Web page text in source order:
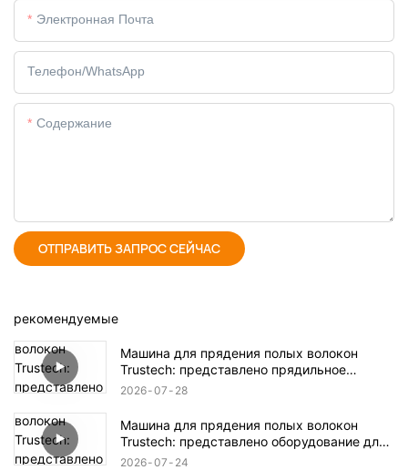
Электронная Почта
Телефон/WhatsApp
Содержание
ОТПРАВИТЬ ЗАПРОС СЕЙЧАС
рекомендуемые
Машина для прядения полых волокон
Trustech: представлено прядильное
оборудование TIPS (17)
2026 07 28
Машина для прядения полых волокон
Trustech: представлено оборудование для
прядения TIPS (16)
2026 07 24